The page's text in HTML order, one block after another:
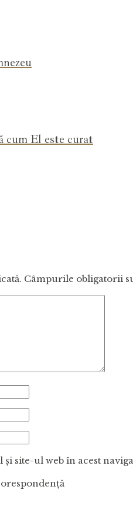
cum El este curat
Câmpurile obligatorii
site-ul web în acest